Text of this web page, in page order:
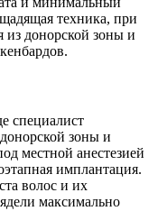
техника, при
из донорской зоны и
специалист
зоны и
местной анестезией
имплантация.
волос и их
максимально